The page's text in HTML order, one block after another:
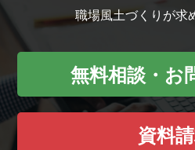
職場風土づくりが求
無料相談・お
資料